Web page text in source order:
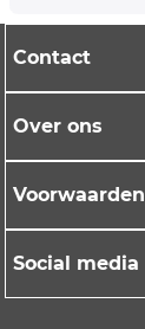
Contact
Over ons
Voorwaarden
Social media